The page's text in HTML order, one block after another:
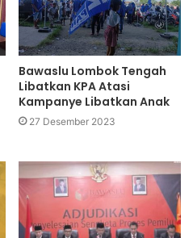
Bawaslu Lombok Tengah
Libatkan KPA Atasi
Kampanye Libatkan Anak
27 Desember 2023